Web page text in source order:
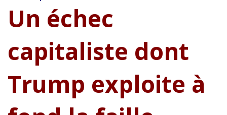
Un échec
capitaliste dont
Trump exploite à